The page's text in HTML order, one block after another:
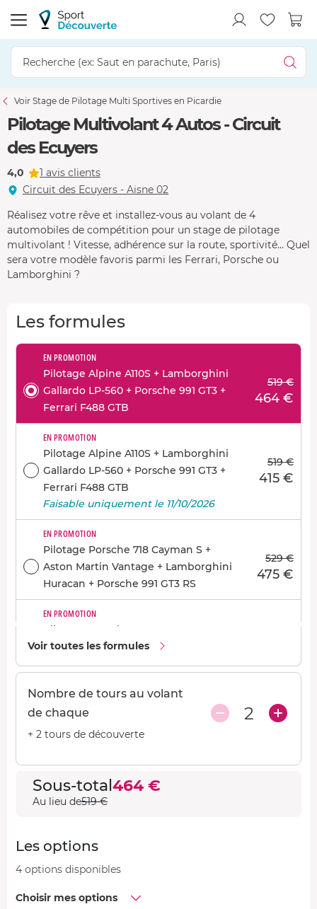
Voir Stage de Pilotage Multi Sportives en Picardie
Pilotage Multivolant 4 Autos - Circuit
des Ecuyers
4,0
1 avis clients
Circuit des Ecuyers - Aisne 02
Réalisez votre rêve et installez-vous au volant de 4
automobiles de compétition pour un stage de pilotage
multivolant ! Vitesse, adhérence sur la route, sportivité... Quel
sera votre modèle favoris parmi les Ferrari, Porsche ou
Lamborghini ?
Les formules
EN PROMOTION
Pilotage Alpine A110S + Lamborghini
Gallardo LP-560 + Porsche 991 GT3 +
Ferrari F488 GTB
519 €
464 €
EN PROMOTION
Pilotage Alpine A110S + Lamborghini
Gallardo LP-560 + Porsche 991 GT3 +
Ferrari F488 GTB
519 €
415 €
Faisable uniquement le 11/10/2026
EN PROMOTION
Pilotage Porsche 718 Cayman S +
Aston Martin Vantage + Lamborghini
Huracan + Porsche 991 GT3 RS
529 €
475 €
EN PROMOTION
Pilotage Porsche 718 Cayman S +
Aston Martin Vantage + Lamborghini
Huracan + Porsche 991 GT3 RS
EN PROMOTION
EN PROMOTION
Shelby GT500 + Lamborghini Huracan
+ Ferrari F488 GTB
Pilotage Corvette C8 + Ford Mustang
Voir toutes les formules
Nombre de tours au volant
de chaque
+ 2 tours de découverte
2
Sous-total464 €
Au lieu de519 €
Les options
4 options disponibles
Choisir mes options